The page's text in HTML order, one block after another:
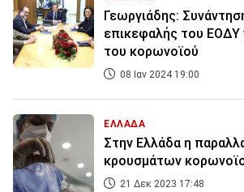
Γεωργιάδης:
επικεφαλής του ΕΟΔΥ
του κορωνοϊού
08 Ιαν 2024 19:00
ΕΛΛΑΔΑ
Στην Ελλάδα η
κρουσμάτων
21 Δεκ 2023 17:48